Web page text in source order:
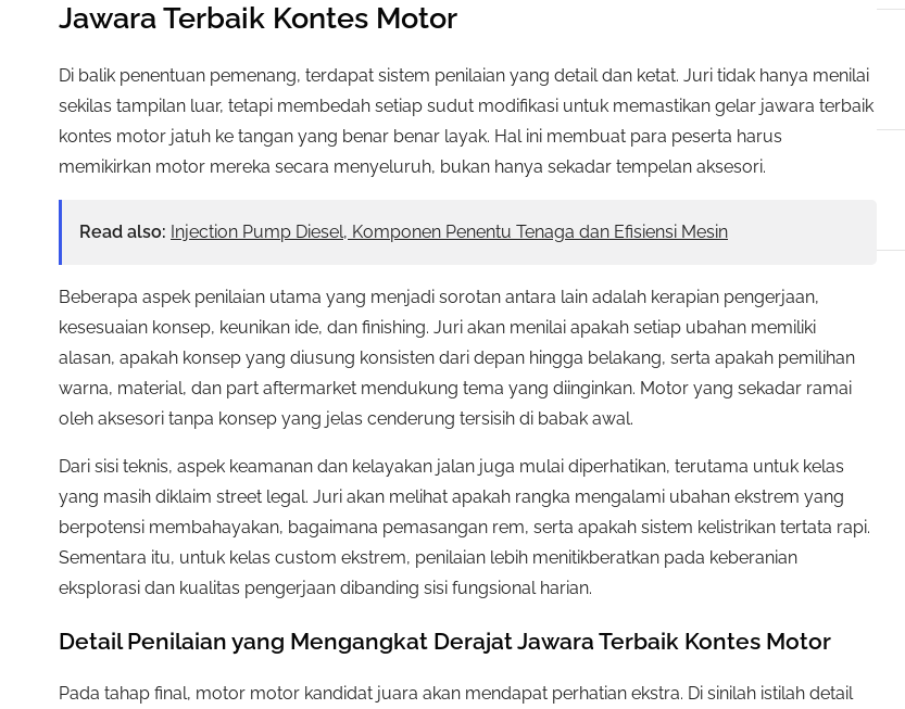
Jawara Terbaik Kontes Motor
Di balik penentuan pemenang, terdapat sistem penilaian yang detail dan ketat. Juri tidak hanya menilai
sekilas tampilan luar, tetapi membedah setiap sudut modifikasi untuk memastikan gelar jawara terbaik
kontes motor jatuh ke tangan yang benar benar layak. Hal ini membuat para peserta harus
memikirkan motor mereka secara menyeluruh, bukan hanya sekadar tempelan aksesori.
Read also: Injection Pump Diesel, Komponen Penentu Tenaga dan Efisiensi Mesin
Beberapa aspek penilaian utama yang menjadi sorotan antara lain adalah kerapian pengerjaan,
kesesuaian konsep, keunikan ide, dan finishing. Juri akan menilai apakah setiap ubahan memiliki
alasan, apakah konsep yang diusung konsisten dari depan hingga belakang, serta apakah pemilihan
warna, material, dan part aftermarket mendukung tema yang diinginkan. Motor yang sekadar ramai
oleh aksesori tanpa konsep yang jelas cenderung tersisih di babak awal.
Dari sisi teknis, aspek keamanan dan kelayakan jalan juga mulai diperhatikan, terutama untuk kelas
yang masih diklaim street legal. Juri akan melihat apakah rangka mengalami ubahan ekstrem yang
berpotensi membahayakan, bagaimana pemasangan rem, serta apakah sistem kelistrikan tertata rapi.
Sementara itu, untuk kelas custom ekstrem, penilaian lebih menitikberatkan pada keberanian
eksplorasi dan kualitas pengerjaan dibanding sisi fungsional harian.
Detail Penilaian yang Mengangkat Derajat Jawara Terbaik Kontes Motor
Pada tahap final, motor motor kandidat juara akan mendapat perhatian ekstra. Di sinilah istilah detail